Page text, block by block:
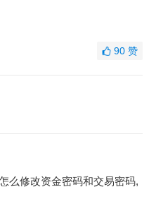
90赞
么修改资金密码和交易密码,